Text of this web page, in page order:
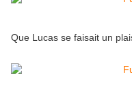
Que Lucas se faisait un